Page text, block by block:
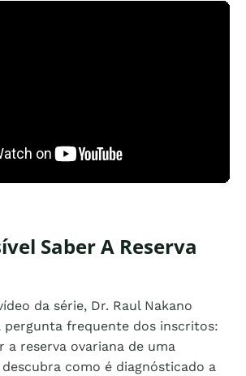
Saber A Reserva
da série, Dr. Raul Nakano
pergunta frequente dos inscritos:
a reserva ovariana de uma
descubra como é diagnósticado a